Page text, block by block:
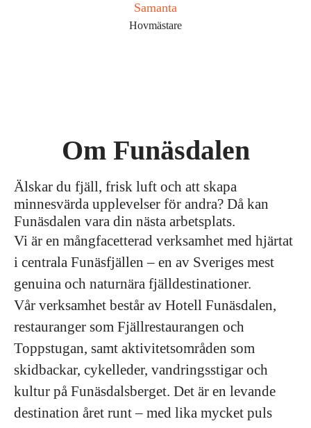
Samanta
Hovmästare
Om Funäsdalen
Älskar du fjäll, frisk luft och att skapa
minnesvärda upplevelser för andra? Då kan
Funäsdalen vara din nästa arbetsplats.
Vi är en mångfacetterad verksamhet med hjärtat
i centrala Funäsfjällen – en av Sveriges mest
genuina och naturnära fjälldestinationer.
Vår verksamhet består av Hotell Funäsdalen,
restauranger som Fjällrestaurangen och
Toppstugan, samt aktivitetsområden som
skidbackar, cykelleder, vandringsstigar och
kultur på Funäsdalsberget. Det är en levande
destination året runt – med lika mycket puls